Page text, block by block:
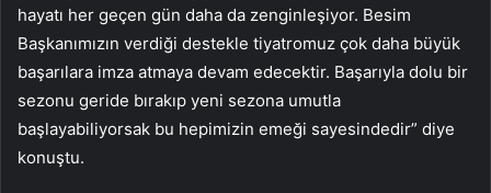
hayatı her geçen gün daha da zenginleşiyor. Besim
Başkanımızın verdiği destekle tiyatromuz çok daha büyük
başarılara imza atmaya devam edecektir. Başarıyla dolu bir
sezonu geride bırakıp yeni sezona umutla
başlayabiliyorsak bu hepimizin emeği sayesindedir” diye
konuştu.